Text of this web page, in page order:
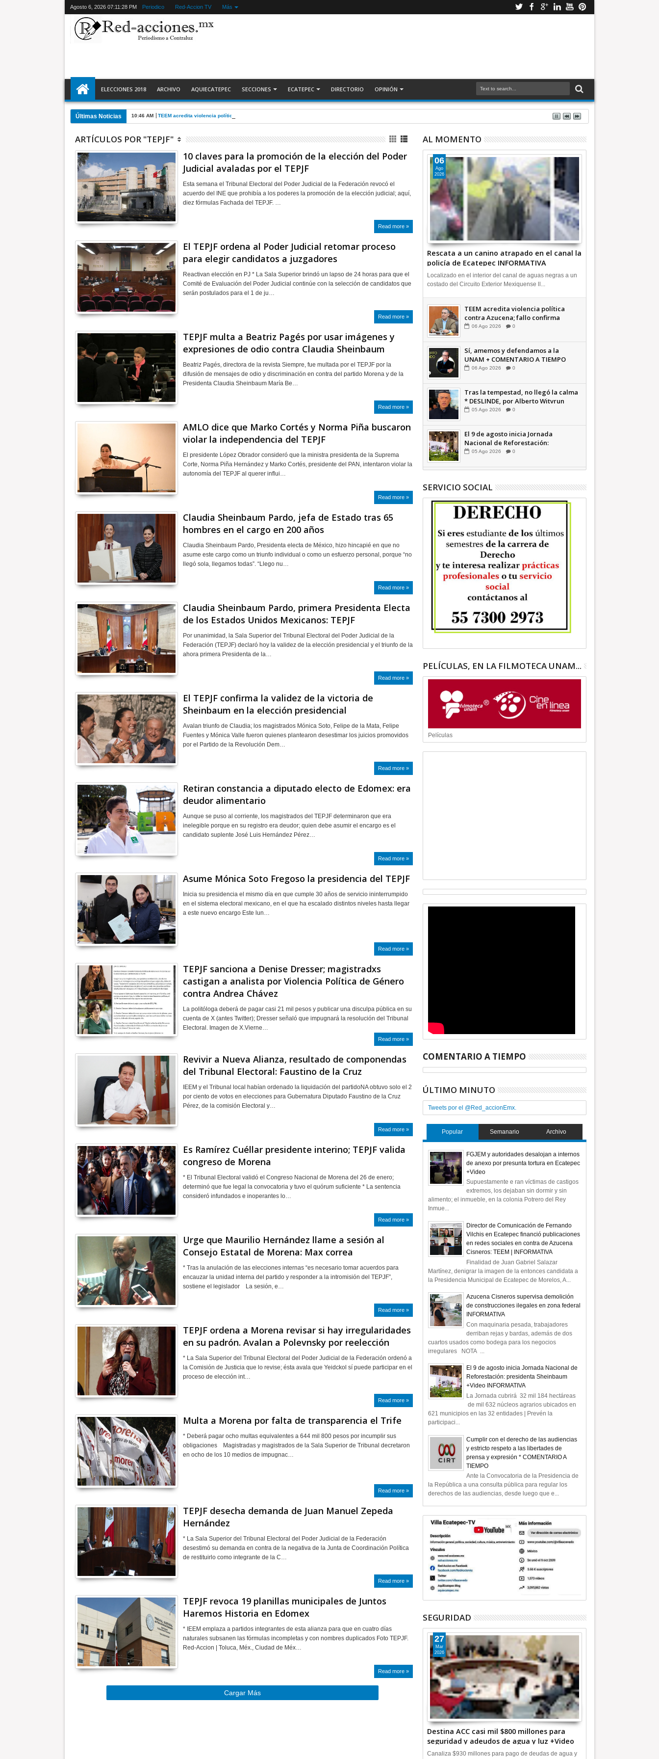
Agosto 6, 2026 07:11:30 PM Periodico Red-Accion TV Más
ELECCIONES 2018 ARCHIVO AQUIECATEPEC SECCIONES ECATEPEC DIRECTORIO OPINIÓN
Últimas Noticias 10:46 AM TEEM acredita violencia política contra Azucena; fallo confirma guerra sucia: Octavio Martínez INFORMATIVA
ARTÍCULOS POR "TEPJF"
10 claves para la promoción de la elección del Poder
Judicial avaladas por el TEPJF
Esta semana el Tribunal Electoral del Poder Judicial de la Federación revocó el
acuerdo del INE que prohibía a los poderes la promoción de la elección judicial; aquí,
diez fórmulas Fachada del TEPJF. …
Read more »
El TEPJF ordena al Poder Judicial retomar proceso
para elegir candidatos a juzgadores
Reactivan elección en PJ * La Sala Superior brindó un lapso de 24 horas para que el
Comité de Evaluación del Poder Judicial continúe con la selección de candidatos que
serán postulados para el 1 de ju…
Read more »
TEPJF multa a Beatriz Pagés por usar imágenes y
expresiones de odio contra Claudia Sheinbaum
Beatriz Pagés, directora de la revista Siempre, fue multada por el TEPJF por la
difusión de mensajes de odio y discriminación en contra del partido Morena y de la
Presidenta Claudia Sheinbaum María Be…
Read more »
AMLO dice que Marko Cortés y Norma Piña buscaron
violar la independencia del TEPJF
El presidente López Obrador consideró que la ministra presidenta de la Suprema
Corte, Norma Piña Hernández y Marko Cortés, presidente del PAN, intentaron violar la
autonomía del TEPJF al querer influi…
Read more »
Claudia Sheinbaum Pardo, jefa de Estado tras 65
hombres en el cargo en 200 años
Claudia Sheinbaum Pardo, Presidenta electa de México, hizo hincapié en que no
asume este cargo como un triunfo individual o como un esfuerzo personal, porque “no
llegó sola, llegamos todas”. “Llego nu…
Read more »
Claudia Sheinbaum Pardo, primera Presidenta Electa
de los Estados Unidos Mexicanos: TEPJF
Por unanimidad, la Sala Superior del Tribunal Electoral del Poder Judicial de la
Federación (TEPJF) declaró hoy la validez de la elección presidencial y el triunfo de la
ahora primera Presidenta de la…
Read more »
El TEPJF confirma la validez de la victoria de
Sheinbaum en la elección presidencial
Avalan triunfo de Claudia; los magistrados Mónica Soto, Felipe de la Mata, Felipe
Fuentes y Mónica Valle fueron quienes plantearon desestimar los juicios promovidos
por el Partido de la Revolución Dem…
Read more »
Retiran constancia a diputado electo de Edomex: era
deudor alimentario
Aunque se puso al corriente, los magistrados del TEPJF determinaron que era
inelegible porque en su registro era deudor; quien debe asumir el encargo es el
candidato suplente José Luis Hernández Pérez…
Read more »
Asume Mónica Soto Fregoso la presidencia del TEPJF
Inicia su presidencia el mismo día en que cumple 30 años de servicio ininterrumpido
en el sistema electoral mexicano, en el que ha escalado distintos niveles hasta llegar
a este nuevo encargo Este lun…
Read more »
TEPJF sanciona a Denise Dresser; magistradxs
castigan a analista por Violencia Política de Género
contra Andrea Chávez
La politóloga deberá de pagar casi 21 mil pesos y publicar una disculpa pública en su
cuenta de X (antes Twitter); Dresser señaló que impugnará la resolución del Tribunal
Electoral. Imagen de X.Vierne…
Read more »
Revivir a Nueva Alianza, resultado de componendas
del Tribunal Electoral: Faustino de la Cruz
IEEM y el Tribunal local habían ordenado la liquidación del partidoNA obtuvo solo el 2
por ciento de votos en elecciones para Gubernatura Diputado Faustino de la Cruz
Pérez, de la comisión Electoral y…
Read more »
Es Ramírez Cuéllar presidente interino; TEPJF valida
congreso de Morena
* El Tribunal Electoral validó el Congreso Nacional de Morena del 26 de enero;
determinó que fue legal la convocatoria y tuvo el quórum suficiente * La sentencia
consideró infundados e inoperantes lo…
Read more »
Urge que Maurilio Hernández llame a sesión al
Consejo Estatal de Morena: Max correa
* Tras la anulación de las elecciones internas “es necesario tomar acuerdos para
encauzar la unidad interna del partido y responder a la intromisión del TEPJF”,
sostiene el legislador La sesión, e…
Read more »
TEPJF ordena a Morena revisar si hay irregularidades
en su padrón. Avalan a Polevnsky por reelección
* La Sala Superior del Tribunal Electoral del Poder Judicial de la Federación ordenó a
la Comisión de Justicia que lo revise; ésta avala que Yeidckol sí puede participar en el
proceso de elección int…
Read more »
Multa a Morena por falta de transparencia el Trife
* Deberá pagar ocho multas equivalentes a 644 mil 800 pesos por incumplir sus
obligaciones Magistradas y magistrados de la Sala Superior de Tribunal decretaron
en ocho de los 10 medios de impugnac…
Read more »
TEPJF desecha demanda de Juan Manuel Zepeda
Hernández
* La Sala Superior del Tribunal Electoral del Poder Judicial de la Federación
desestimó su demanda en contra de la negativa de la Junta de Coordinación Política
de restituirlo como integrante de la C…
Read more »
TEPJF revoca 19 planillas municipales de Juntos
Haremos Historia en Edomex
* IEEM emplaza a partidos integrantes de esta alianza para que en cuatro días
naturales subsanen las fórmulas incompletas y con nombres duplicados Foto TEPJF.
Red-Accion | Toluca, Méx., Ciudad de Méx…
Read more »
Cargar Más
AL MOMENTO
Rescata a un canino atrapado en el canal la
policía de Ecatepec INFORMATIVA
06
Ago
2026
Localizado en el interior del canal de aguas negras a un
costado del Circuito Exterior Mexiquense ll...
TEEM acredita violencia política
contra Azucena; fallo confirma
guerra sucia: Octavio Martínez
06 Ago 2026 0
Sí, amemos y defendamos a la
UNAM + COMENTARIO A TIEMPO
06 Ago 2026 0
Tras la tempestad, no llegó la calma
* DESLINDE, por Alberto Witvrun
OPINIÓN
05 Ago 2026 0
El 9 de agosto inicia Jornada
Nacional de Reforestación:
presidenta Sheinbaum +Video
05 Ago 2026 0
SERVICIO SOCIAL
PELÍCULAS, EN LA FILMOTECA UNAM...
Películas
COMENTARIO A TIEMPO
ÚLTIMO MINUTO
Tweets por el @Red_accionEmx.
Popular Semanario Archivo
FGJEM y autoridades desalojan a internos
de anexo por presunta tortura en Ecatepec
+Video
Supuestamente e ran víctimas de castigos
extremos, los dejaban sin dormir y sin
alimento; el inmueble, en la colonia Potrero del Rey
Inmue...
Director de Comunicación de Fernando
Vilchis en Ecatepec financió publicaciones
en redes sociales en contra de Azucena
Cisneros: TEEM | INFORMATIVA
Finalidad de Juan Gabriel Salazar
Martínez, denigrar la imagen de la entonces candidata a
la Presidencia Municipal de Ecatepec de Morelos, A...
Azucena Cisneros supervisa demolición
de construcciones ilegales en zona federal
INFORMATIVA
Con maquinaria pesada, trabajadores
derriban rejas y bardas, además de dos
cuartos usados como bodega para los negocios
irregulares NOTA ...
El 9 de agosto inicia Jornada Nacional de
Reforestación: presidenta Sheinbaum
+Video INFORMATIVA
La Jornada cubrirá 32 mil 184 hectáreas
de mil 632 núcleos agrarios ubicados en
621 municipios en las 32 entidades | Prevén la
participaci...
Cumplir con el derecho de las audiencias
y estricto respeto a las libertades de
prensa y expresión * COMENTARIO A
TIEMPO
Ante la Convocatoria de la Presidencia de
la República a una consulta pública para regular los
derechos de las audiencias, desde luego que e...
SEGURIDAD
Destina ACC casi mil $800 millones para
seguridad y adeudos de agua y luz +Video
27
Mar
2026
Canaliza $930 millones para pago de deudas de agua y